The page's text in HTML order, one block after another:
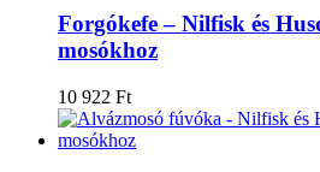
Forgókefe – Nilfisk és
mosókhoz
10 922 Ft